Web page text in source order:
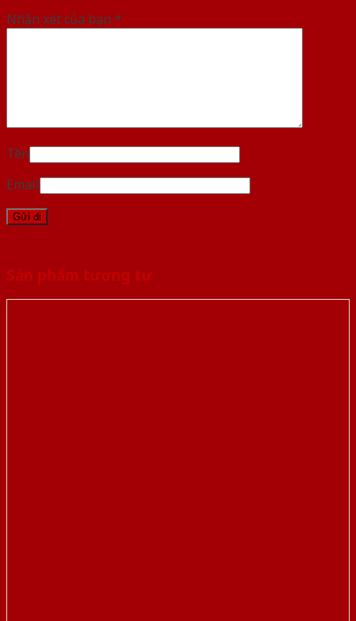
Nhận xét của bạn *
Tên
Email
Sản phẩm tương tự